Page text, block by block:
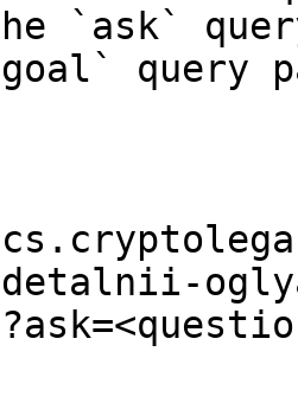
`ask`
query